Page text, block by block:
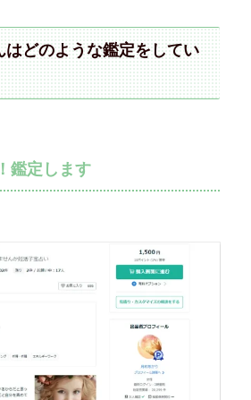
はどのような鑑定をしてい
鑑定します